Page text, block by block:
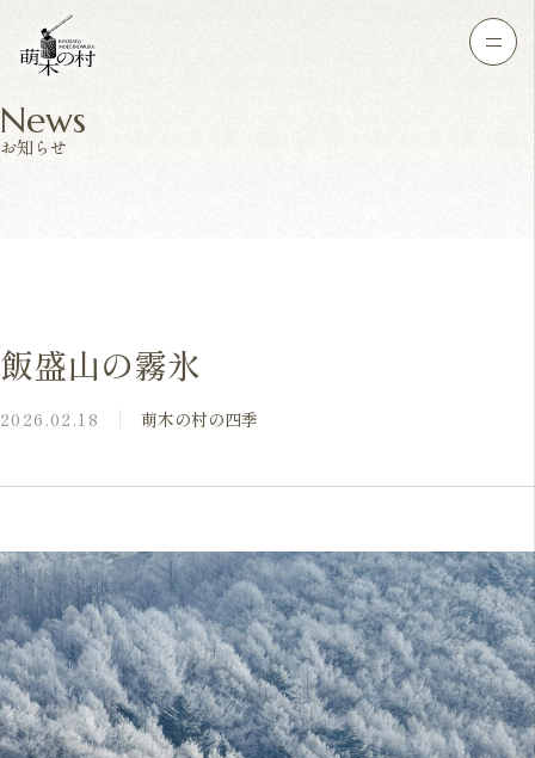
News
お知らせ
飯盛山の霧氷
2026.02.18 萌木の村の四季